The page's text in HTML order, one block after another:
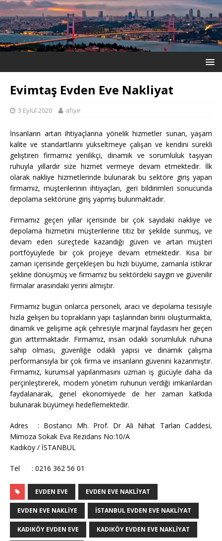
Evimtaş Evden Eve Nakliyat
3 Eylül 2020 afiyir
İnsanların artan ihtiyaçlarına yönelik hizmetler sunan, yaşam
kalite ve standartlarını yükseltmeye çalışan ve kendini sürekli
geliştiren firmamız yenilikçi, dinamik ve sorumluluk taşıyan
ruhuyla yıllardır size hizmet vermeye devam etmektedir. İlk
olarak nakliye hizmetlerinde bulunarak bu sektöre giriş yapan
firmamız, müşterilerinin ihtiyaçları, geri bildirimleri sonucunda
depolama sektörüne giriş yapmış bulunmaktadır.
Firmamız geçen yıllar içerisinde bir çok sayıdaki nakliye ve
depolama hizmetini müşterilerine titiz bir şekilde sunmuş, ve
devam eden süreçtede kazandığı güven ve artan müşteri
portföyüylede bir çok projeye devam etmektedir. Kısa bir
zaman içerisinde gerçekleşen bu hızlı büyüme, zamanla istikrar
şekline dönüşmüş ve firmamız bu sektördeki saygın ve güvenilir
firmalar arasındaki yerini almıştır.
Firmamız bugün onlarca personeli, aracı ve depolama tesisiyle
hızla gelişen bu toprakların yapı taşlarından birini oluşturmakta,
dinamik ve gelişime açık çehresiyle marjinal faydasını her geçen
gün arttırmaktadır. Firmamız, insan odaklı sorumluluk ruhuna
sahip olması, güvenliğe odaklı yapısı ve dinamik çalışma
performansıyla bir çok firma ve insanların güvenini kazanmıştır.
Firmamız, kurumsal yapılanmasını uzman iş gücüyle daha da
perçinleştirerek, modern yönetim ruhunun verdiği imkanlardan
faydalanarak, genel ekonomiyede de her zaman katkıda
bulunarak büyümeyi hedeflemektedir.
Adres : Bostancı Mh. Prof. Dr Ali Nihat Tarlan Caddesi,
Mimoza Sokak Eva Rezidans No:10/A
Kadıköy / İSTANBUL
Tel : 0216 362 56 01
EVDEN EVE EVDEN EVE NAKLIYAT
EVDEN EVE NAKLIYE ISTANBUL EVDEN EVE NAKLIYAT
KADIKÖY EVDEN EVE KADIKÖY EVDEN EVE NAKLIYAT